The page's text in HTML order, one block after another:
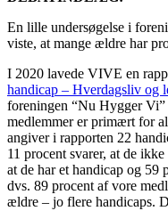
En lille undersøgelse i
viste, at mange ældre har
I 2020 lavede VIVE en
handicap – Hverdagsliv og
foreningen “Nu Hygger
medlemmer er primært for
angiver i rapporten 22
11 procent svarer, at de
at de har et handicap og 59
dvs. 89 procent af vore
ældre – jo flere handicaps.